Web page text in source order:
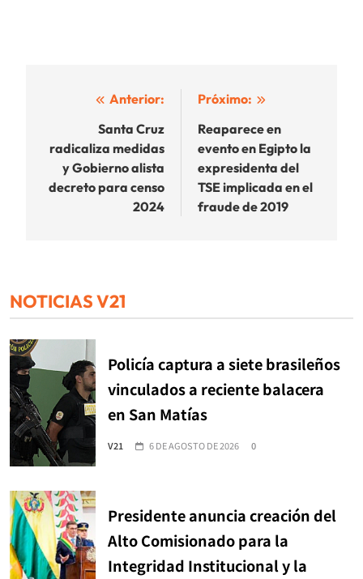
Navegación
entradas
Anterior:
Santa Cruz
radicaliza medidas
y Gobierno alista
decreto para censo
2024
Próximo:
Reaparece en
evento en Egipto la
expresidenta del
TSE implicada en el
fraude de 2019
NOTICIAS V21
Policía captura a siete brasileños
vinculados a reciente balacera
en San Matías
V21 6 DE AGOSTO DE 2026 0
Presidente anuncia creación del
Alto Comisionado para la
Integridad Institucional y la